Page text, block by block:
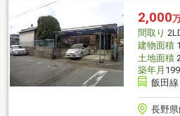
2,000
間取り
建物面積
土地面積
築年月
飯田
長野